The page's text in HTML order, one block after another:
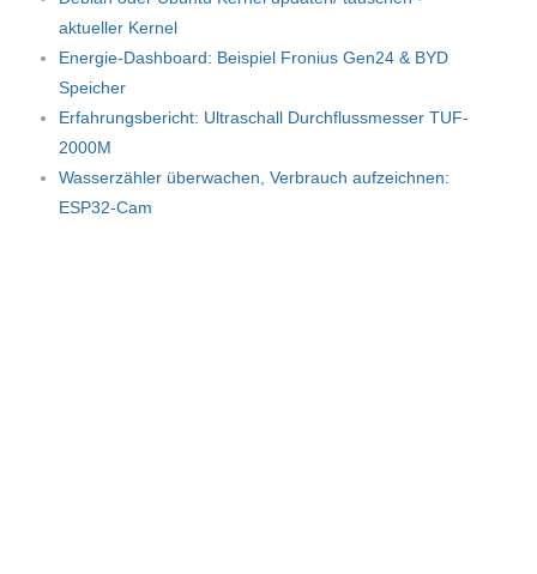
aktueller Kernel
Energie-Dashboard: Beispiel Fronius Gen24 & BYD
Speicher
Erfahrungsbericht: Ultraschall Durchflussmesser TUF-
2000M
Wasserzähler überwachen, Verbrauch aufzeichnen:
ESP32-Cam